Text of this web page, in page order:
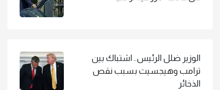
الوزير ضلل الرئيس.. اشتباك بين
ترامب وهيجسيث بسبب نقص
الذخائر